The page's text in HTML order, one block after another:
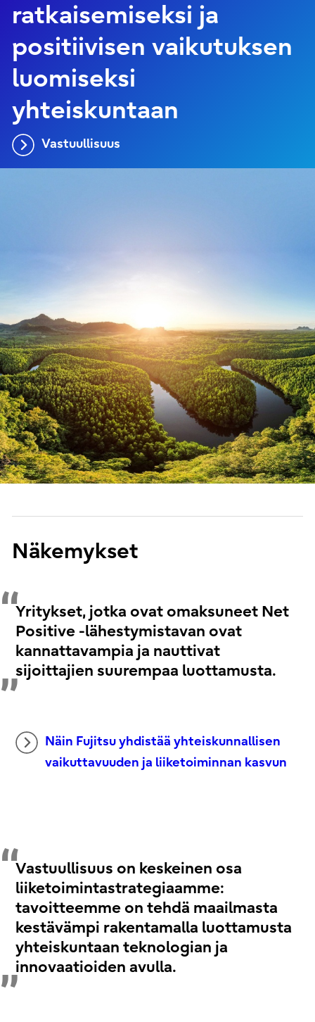
ratkaisemiseksi ja
positiivisen vaikutuksen
luomiseksi
yhteiskuntaan
Vastuullisuus
Näkemykset
Yritykset, jotka ovat omaksuneet Net
Positive -lähestymistavan ovat
kannattavampia ja nauttivat
sijoittajien suurempaa luottamusta.
Näin Fujitsu yhdistää yhteiskunnallisen
vaikuttavuuden ja liiketoiminnan kasvun
Vastuullisuus on keskeinen osa
liiketoimintastrategiaamme:
tavoitteemme on tehdä maailmasta
kestävämpi rakentamalla luottamusta
yhteiskuntaan teknologian ja
innovaatioiden avulla.